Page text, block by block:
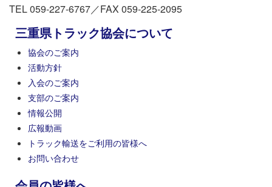
TEL 059-227-6767／FAX 059-225-2095
三重県トラック協会について
協会のご案内
活動方針
入会のご案内
支部のご案内
情報公開
広報動画
トラック輸送をご利用の皆様へ
お問い合わせ